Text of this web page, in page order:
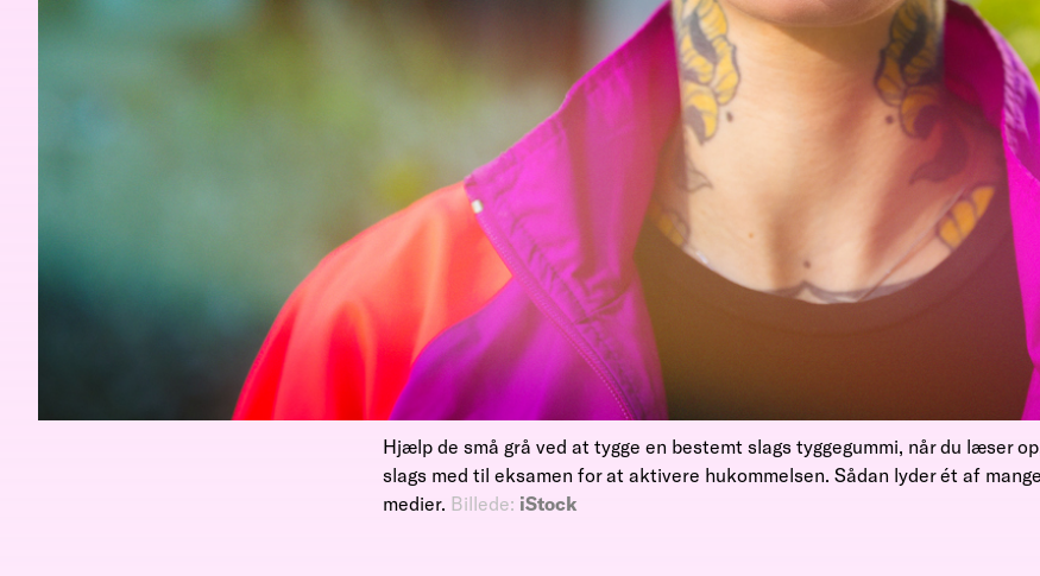
Hjælp de små grå ved at tygge en bestemt slags tyggegummi, når du læser
slags med til eksamen for at aktivere hukommelsen. Sådan lyder ét af
medier. Billede: iStock